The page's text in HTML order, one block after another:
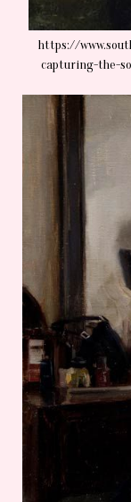
https://
capturing-the-